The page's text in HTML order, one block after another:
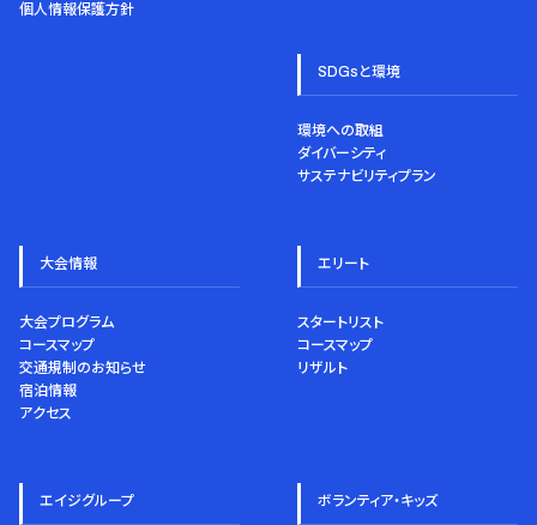
個人情報保護方針
SDGsと環境
環境への取組
ダイバーシティ
サステナビリティプラン
大会情報
大会プログラム
コースマップ
交通規制のお知らせ
宿泊情報
アクセス
エリート
スタートリスト
コースマップ
リザルト
エイジグループ ボランティア・キッズ